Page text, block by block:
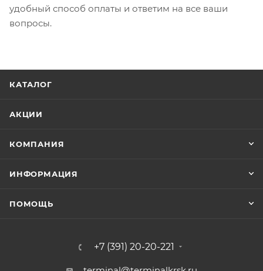
удобный способ оплаты и ответим на все ваши
вопросы.
КАТАЛОГ
АКЦИИ
КОМПАНИЯ
ИНФОРМАЦИЯ
ПОМОЩЬ
+7 (391) 20-20-221